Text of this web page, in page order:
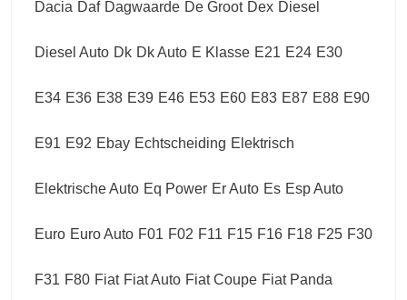
Dacia Daf Dagwaarde De Groot Dex Diesel
Diesel Auto Dk Dk Auto E Klasse E21 E24 E30
E34 E36 E38 E39 E46 E53 E60 E83 E87 E88 E90
E91 E92 Ebay Echtscheiding Elektrisch
Elektrische Auto Eq Power Er Auto Es Esp Auto
Euro Euro Auto F01 F02 F11 F15 F16 F18 F25 F30
F31 F80 Fiat Fiat Auto Fiat Coupe Fiat Panda